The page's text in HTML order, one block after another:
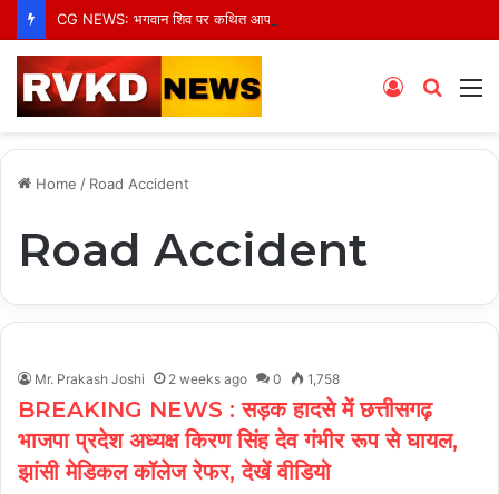
Search
Log
Home / Road Accident
Road Accident
Mr. Prakash Joshi 2 weeks ago 0 1,758
BREAKING NEWS : सड़क हादसे में छत्तीसगढ़
भाजपा प्रदेश अध्यक्ष किरण सिंह देव गंभीर रूप से घायल,
झांसी मेडिकल कॉलेज रेफर, देखें वीडियो